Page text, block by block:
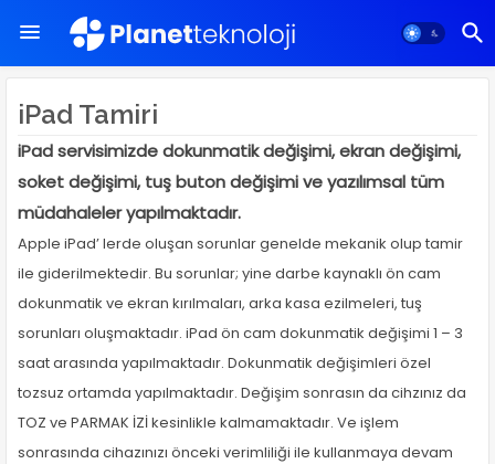
iPad Tamiri
iPad servisimizde dokunmatik değişimi, ekran değişimi,
soket değişimi, tuş buton değişimi ve yazılımsal tüm
müdahaleler yapılmaktadır.
Apple iPad’ lerde oluşan sorunlar genelde mekanik olup tamir
ile giderilmektedir. Bu sorunlar; yine darbe kaynaklı ön cam
dokunmatik ve ekran kırılmaları, arka kasa ezilmeleri, tuş
sorunları oluşmaktadır. iPad ön cam dokunmatik değişimi 1 – 3
saat arasında yapılmaktadır. Dokunmatik değişimleri özel
tozsuz ortamda yapılmaktadır. Değişim sonrasın da cihzınız da
TOZ ve PARMAK İZİ kesinlikle kalmamaktadır. Ve işlem
sonrasında cihazınızı önceki verimliliği ile kullanmaya devam